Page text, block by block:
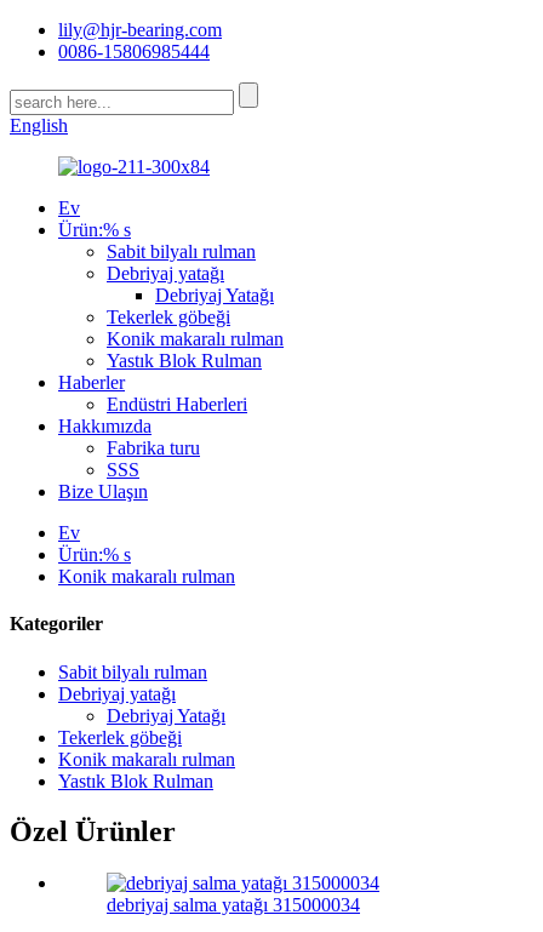
lily@hjr-bearing.com
0086-15806985444
English
Ev
Ürün:% s
Sabit bilyalı rulman
Debriyaj yatağı
Debriyaj Yatağı
Tekerlek göbeği
Konik makaralı rulman
Yastık Blok Rulman
Haberler
Endüstri Haberleri
Hakkımızda
Fabrika turu
SSS
Bize Ulaşın
Ev
Ürün:% s
Konik makaralı rulman
Kategoriler
Sabit bilyalı rulman
Debriyaj yatağı
Debriyaj Yatağı
Tekerlek göbeği
Konik makaralı rulman
Yastık Blok Rulman
Özel Ürünler
debriyaj salma yatağı 315000034